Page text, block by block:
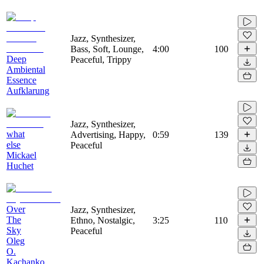
Deep
Ambiental
Essence
Aufklarung
Jazz, Synthesizer,
Bass, Soft, Lounge,
Peaceful, Trippy
4:00 100
what
else
Mickael
Huchet
Jazz, Synthesizer,
Advertising, Happy,
Peaceful
0:59 139
Over
The
Sky
Oleg
O.
Kachanko
Jazz, Synthesizer,
Ethno, Nostalgic,
Peaceful
3:25 110